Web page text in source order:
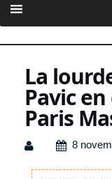
content
La
Pavic
Paris
8